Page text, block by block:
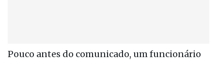
Pouco antes do comunicado, um funcionário